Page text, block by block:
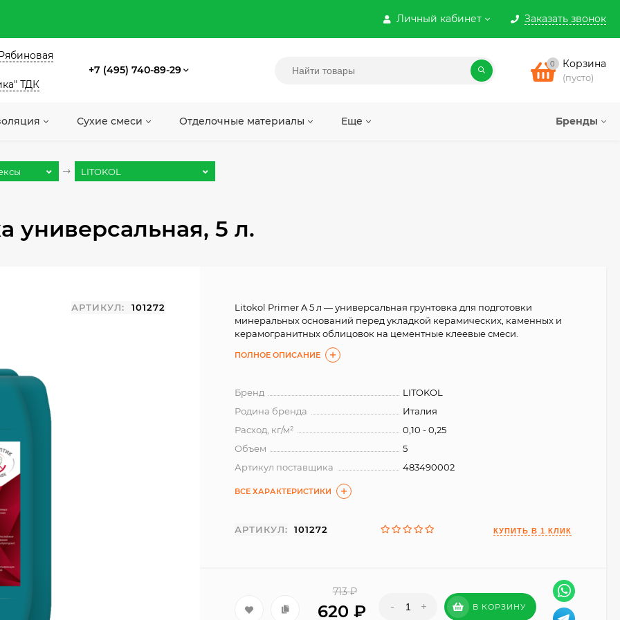
Личный кабинет Заказать звонок
ТДК
+7 (495) 740-89-29 0 Корзина
(пусто)
Бренды
Сухие смеси Отделочные материалы Еще
LITOKOL
универсальная, 5 л.
АРТИКУЛ: 101272
Litokol Primer A 5 л — универсальная грунтовка для подготовки
минеральных оснований перед укладкой керамических, каменных и
керамогранитных облицовок на цементные клеевые смеси.
ПОЛНОЕ ОПИСАНИЕ
Бренд
LITOKOL
Родина бренда
Италия
Расход, кг/м²
0,10 - 0,25
Объем
5
Артикул поставщика
483490002
ВСЕ ХАРАКТЕРИСТИКИ
АРТИКУЛ: 101272
713 ₽
620 - + В КОРЗИНУ